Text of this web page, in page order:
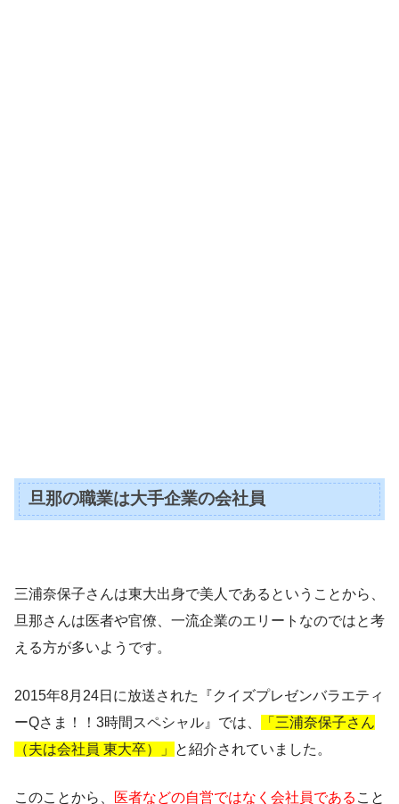
旦那の職業は大手企業の会社員
三浦奈保子さんは東大出身で美人であるということから、
旦那さんは医者や官僚、一流企業のエリートなのではと考
える方が多いようです。
2015年8月24日に放送された『クイズプレゼンバラエティ
ーQさま！！3時間スペシャル』では、
「三浦奈保子さん
（夫は会社員 東大卒）」
と紹介されていました。
このことから、 医者などの自営ではなく会社員である こと